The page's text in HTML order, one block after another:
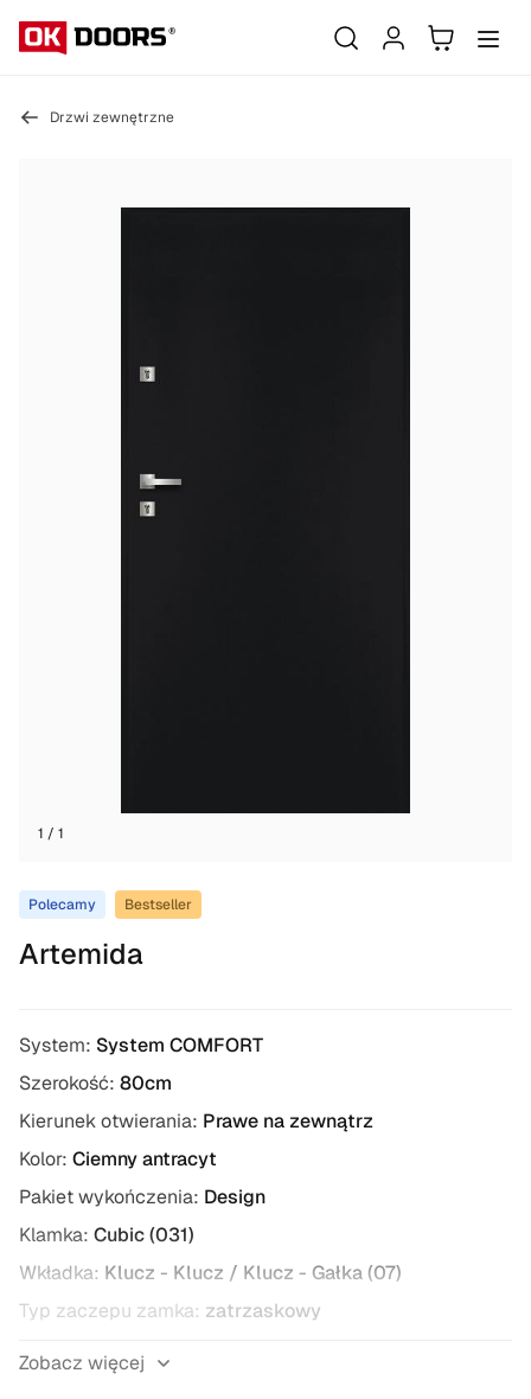
Drzwi zewnętrzne
1 / 1
Polecamy Bestseller
Artemida
System: System COMFORT
Szerokość: 80cm
Kierunek otwierania: Prawe na zewnątrz
Kolor: Ciemny antracyt
Pakiet wykończenia: Design
Klamka: Cubic (031)
Wkładka: Klucz - Klucz / Klucz - Gałka (07)
Typ zaczepu zamka: zatrzaskowy
Zobacz więcej